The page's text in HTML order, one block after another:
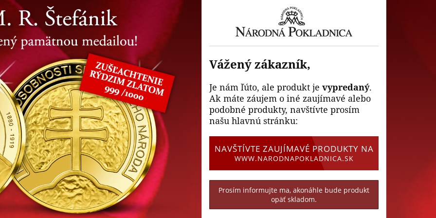
Vážený zákazník,
Je nám ľúto, ale produkt je vypredaný.
Ak máte záujem o iné zaujímavé alebo
podobné produkty, navštívte prosím
našu hlavnú stránku:
NAVŠTÍVTE ZAUJÍMAVÉ PRODUKTY NA
WWW.NARODNAPOKLADNICA.SK
Prosím informujte ma, akonáhle bude produkt
opäť skladom.